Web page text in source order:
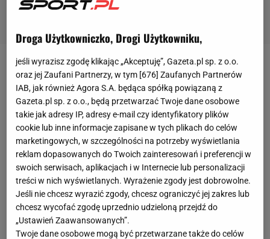
Pierwszy set w spotkaniu to zmagania bez większej
historii – tylko do pierwszej przerwy technicznej
reprezentantki Kazachstanu były w stanie
dotrzymać kroku rywalom (8:7). Od stanu 10:8 dla
Polek i kolejnego udanego ataku Agnieszki
Kąkolewskiej ze środka, biało-czerwone bez
większych problemów podporządkowały sobie
przeciwniczki (16:9). Odwyniku19:12 zespół Jacka
Nawrockiego nie stracił już ani jednego punktu
(25:12).
Droga Użytkowniczko, Drogi Użytkowniku,
jeśli wyrazisz zgodę klikając „Akceptuję”, Gazeta.pl sp. z o.o.
oraz jej Zaufani Partnerzy, w tym [676] Zaufanych Partnerów
IAB, jak również Agora S.A. będąca spółką powiązaną z
Gazeta.pl sp. z o.o., będą przetwarzać Twoje dane osobowe
takie jak adresy IP, adresy e-mail czy identyfikatory plików
cookie lub inne informacje zapisane w tych plikach do celów
marketingowych, w szczególności na potrzeby wyświetlania
reklam dopasowanych do Twoich zainteresowań i preferencji w
swoich serwisach, aplikacjach i w Internecie lub personalizacji
treści w nich wyświetlanych. Wyrażenie zgody jest dobrowolne.
Jeśli nie chcesz wyrazić zgody, chcesz ograniczyć jej zakres lub
chcesz wycofać zgodę uprzednio udzieloną przejdź do
„Ustawień Zaawansowanych”.
Twoje dane osobowe mogą być przetwarzane także do celów